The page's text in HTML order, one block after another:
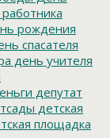
рождения
спасателя
день учителя
депутат
детская
площадка